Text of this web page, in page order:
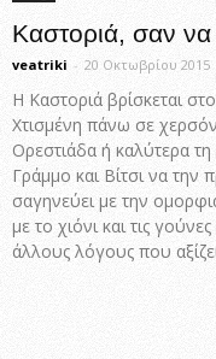
Καστοριά, σαν να
veatriki - 20 Οκτωβρίου 2015
Η Καστοριά βρίσκεται
Χτισμένη πάνω σε
Ορεστιάδα ή καλύτερα τη
Γράμμο και Βίτσι να την
σαγηνεύει με την
με το χιόνι και τις
άλλους λόγους που